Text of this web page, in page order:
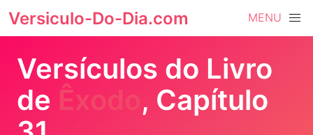
Versiculo-Do-Dia.com MENU
Versículos do Livro
de Êxodo, Capítulo